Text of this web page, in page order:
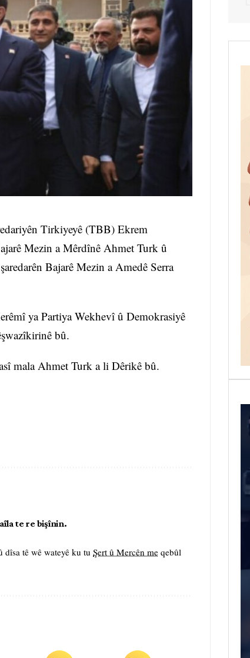
Tirkiyeyê (TBB) Ekrem
Mezin a Mêrdînê Ahmet Turk û
Bajarê Mezin a Amedê Serra
ya Partiya Wekhevî û Demokrasiyê
bû.
mala Ahmet Turk a li Dêrikê bû.
te re bişînin.
dîsa tê wê wateyê ku tu Şert û Mercên me qebûl